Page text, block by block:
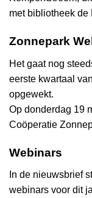
met bibliotheek de
Zonnepark
Het gaat nog
eerste kwartaal
opgewekt.
Op donderdag 19
Coöperatie
Webinars
In de nieuwsbrief
webinars voor dit